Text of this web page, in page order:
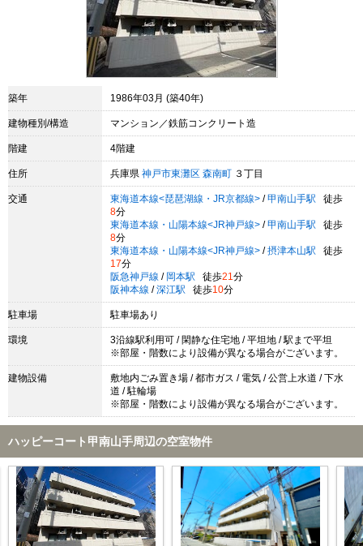
築年 1986年03月 (築40年)
建物種別/構造 マンション／鉄筋コンクリート造
階建 4階建
住所 兵庫県 神戸市東灘区 森南町 ３丁目
交通 東海道本線<琵琶湖線・JR京都線> / 甲南山手駅
徒歩
8分
東海道本線・山陽本線<JR神戸線> / 甲南山手駅
徒歩
8分
東海道本線・山陽本線<JR神戸線> / 摂津本山駅
徒歩
17分
阪急神戸線 / 岡本駅 徒歩21 分
阪神本線 / 深江駅 徒歩10分
駐車場 駐車場あり
環境
3沿線駅利用可 / 閑静な住宅地 / 平坦地 / 駅まで平坦
※部屋・階数により設備が異なる場合がございます。
建物設備
敷地内ごみ置き場 / 都市ガス / 電気 / 公営上水道 / 下水
道 / 駐輪場
※部屋・階数により設備が異なる場合がございます。
ハッピーコート甲南山手周辺の空室物件